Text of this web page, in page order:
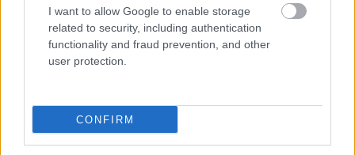
I want to allow Google to enable storage
related to security, including authentication
functionality and fraud prevention, and other
user protection.
CONFIRM
mégis mint "cseppben a tengert" kell megmutatni a
teljes mű gondolatiságát. Viszont a színháznak
megvan az az előnye a regénnyel szemben, hogy itt a
színészek mozdulataival, tekintetével rengeteg
rendezni, hogy teljessé váljon a kép.